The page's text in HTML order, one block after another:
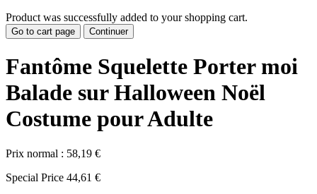
Product was successfully added to your shopping cart.
Go to cart page Continuer
Fantôme Squelette Porter moi
Balade sur Halloween Noël
Costume pour Adulte
Prix normal : 58,19 €
Special Price 44,61 €